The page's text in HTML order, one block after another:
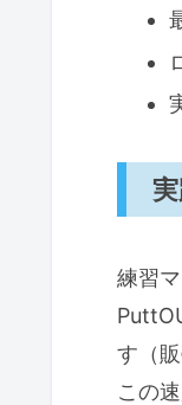
練習
す（販
この